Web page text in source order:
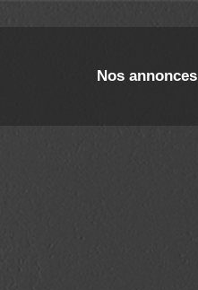
Nos annonces